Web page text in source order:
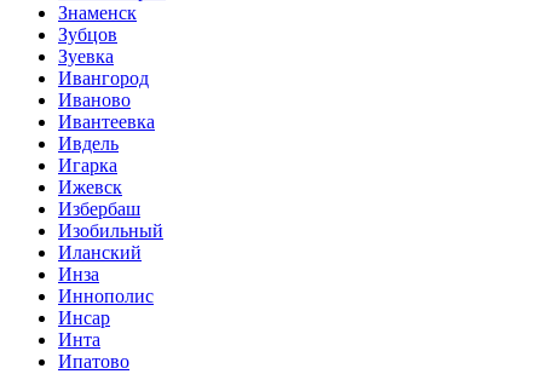
Знаменск
Зубцов
Зуевка
Ивангород
Иваново
Ивантеевка
Ивдель
Игарка
Ижевск
Избербаш
Изобильный
Иланский
Инза
Иннополис
Инсар
Инта
Ипатово